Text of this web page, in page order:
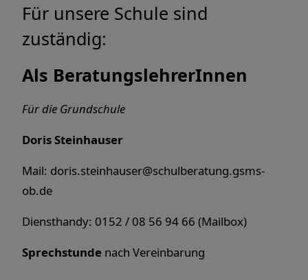
Für unsere Schule sind
zuständig:
Als BeratungslehrerInnen
Für die Grundschule
Doris Steinhauser
Mail: doris.steinhauser@schulberatung.gsms-
ob.de
Diensthandy: 0152 / 08 56 94 66 (Mailbox)
Sprechstunde nach Vereinbarung